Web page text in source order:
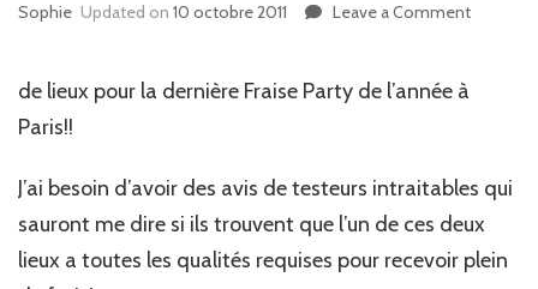
Sophie Updated on 10 octobre 2011 Leave a Comment
de lieux pour la dernière Fraise Party de l’année à
Paris!!
J’ai besoin d’avoir des avis de testeurs intraitables qui
sauront me dire si ils trouvent que l’un de ces deux
lieux a toutes les qualités requises pour recevoir plein